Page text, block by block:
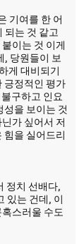
기여를 한 어
되는 것 같고
이는 것 이게
, 당원들이 보
게 대비되기
긍정적인 평가
구하고 인요
을 보이는 것
가 싶어서 저
힘을 실어드리
정치 선배다,
있는 건데, 이
스러울 수도